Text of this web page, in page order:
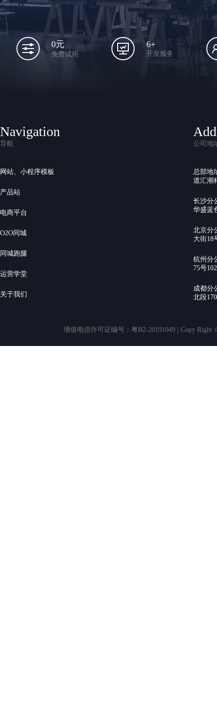
0元
免费试用
6+
开发服务
Navigation
导航
网站、小程序模板
产品站
电商平台
O2O同城
同城跑腿
运营学堂
关于我们
公司地
总部地
道汇潮
长沙分
华盛蓝
北京分
大街18
杭州分
75号
成都分
北段
增值电信许可证编号：粤B2-20191049 | Copy